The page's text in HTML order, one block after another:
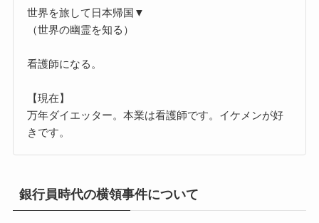
世界を旅して日本帰国▼
（世界の幽霊を知る）
看護師になる。
【現在】
万年ダイエッター。本業は看護師です。イケメンが好
きです。
銀行員時代の横領事件について